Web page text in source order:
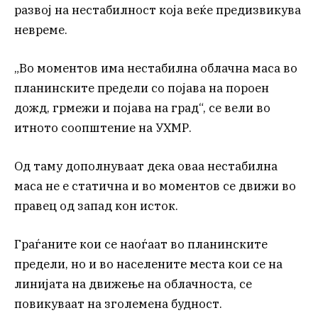
развој на нестабилност која веќе предизвикува
невреме.
„Во моментов има нестабилна облачна маса во
планинските предели со појава на пороен
дожд, грмежи и појава на град“, се вели во
итното соопштение на УХМР.
Од таму дополнуваат дека оваа нестабилна
маса не е статична и во моментов се движи во
правец од запад кон исток.
Граѓаните кои се наоѓаат во планинските
предели, но и во населените места кои се на
линијата на движење на облачноста, се
повикуваат на зголемена будност.